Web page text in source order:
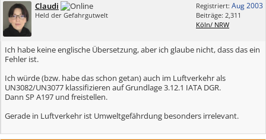
Registriert: Aug 2003
Beiträge: 2,311
Köln/ NRW
Claudi
Held der Gefahrgutwelt
Ich habe keine englische Übersetzung, aber ich glaube nicht, dass das ein
Fehler ist.
Ich würde (bzw. habe das schon getan) auch im Luftverkehr als
UN3082/UN3077 klassifizieren auf Grundlage 3.12.1 IATA DGR.
Dann SP A197 und freistellen.
Gerade in Luftverkehr ist Umweltgefährdung besonders irrelevant.